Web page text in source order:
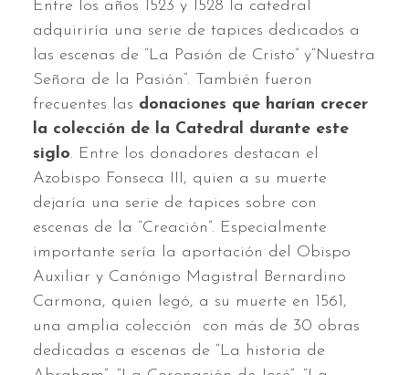
Entre los años 1523 y 1528 la catedral
adquiriría una serie de tapices dedicados a
las escenas de “La Pasión de Cristo” y“Nuestra
Señora de la Pasión”. También fueron
frecuentes las donaciones que harían crecer
la colección de la Catedral durante este
siglo. Entre los donadores destacan el
Azobispo Fonseca III, quien a su muerte
dejaría una serie de tapices sobre con
escenas de la “Creación”. Especialmente
importante sería la aportación del Obispo
Auxiliar y Canónigo Magistral Bernardino
Carmona, quien legó, a su muerte en 1561,
una amplia colección con más de 30 obras
dedicadas a escenas de “La historia de